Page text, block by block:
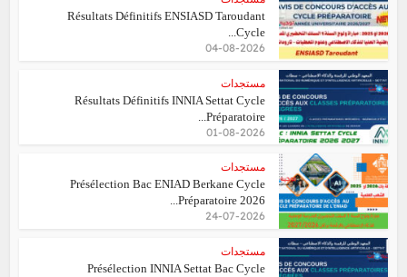
Résultats Définitifs ENSIASD Taroudant
Cycle...
04-08-2026
مستجدات
Résultats Définitifs INNIA Settat Cycle
Préparatoire...
01-08-2026
مستجدات
Présélection Bac ENIAD Berkane Cycle
Préparatoire 2026...
24-07-2026
مستجدات
Présélection INNIA Settat Bac Cycle